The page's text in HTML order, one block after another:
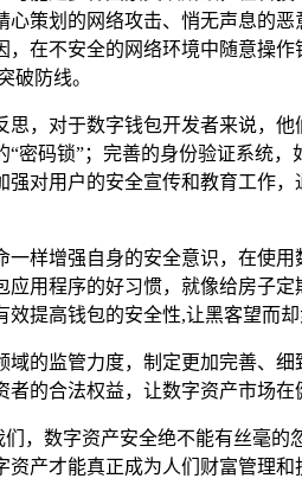
策划的网络攻击、悄无声息的
在不安全的网络环境中随意操
破防线。
，对于数字钱包开发者来说，
码锁”；完善的身份验证系统
对用户的安全宣传和教育工作
样增强自身的安全意识，在使
用程序的好习惯，就像给房子
提高钱包的安全性,让黑客望而却
的监管力度，制定更加完善、
的合法权益，让数字资产市场在
，数字资产安全绝不能有丝毫
产才能真正成为人们财富管理